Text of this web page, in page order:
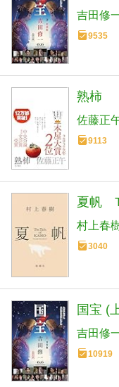
吉田修
9535
熟柿
佐藤正
9113
夏帆
村上春
3040
国宝 (
吉田修
10919